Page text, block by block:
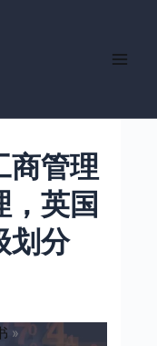
商管理
，英国
划分